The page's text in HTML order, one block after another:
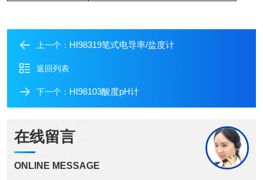
上一个： HI98319笔式电导率/盐度计
返回列表
下一个： HI98103酸度pH计
在线留言
ONLINE MESSAGE